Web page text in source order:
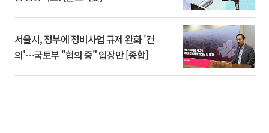
서울시, 정부에 정비사업 규제 완화 '건
의'⋯국토부 "협의 중" 입장만 [종합]